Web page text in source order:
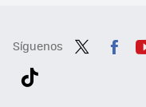
Síguenos